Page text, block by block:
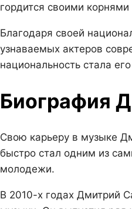
гордится своими корнями
Благодаря своей
узнаваемых актеров
национальность стала
Биография
Свою карьеру в музыке
быстро стал одним из
молодежи.
В 2010-х годах Дмитрий